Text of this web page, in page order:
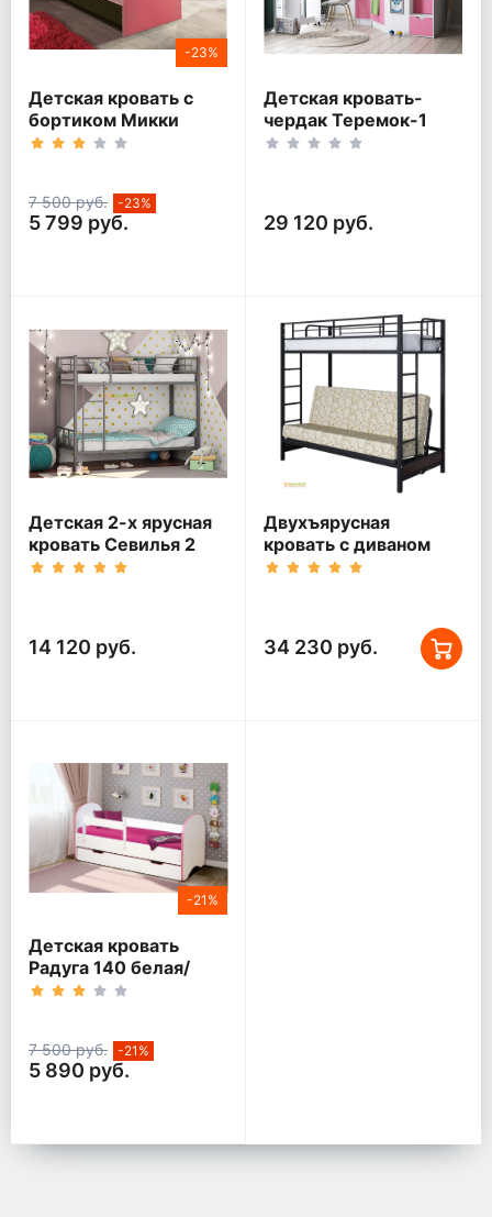
-23%
Детская кровать с
бортиком Микки
7 500 руб. -23%
5 799 руб.
Детская кровать-
чердак Теремок-1
Гранд Белый корпус
29 120 руб.
Детская 2-х ярусная
кровать Севилья 2
14 120 руб.
Двухъярусная
кровать с диваном
Мадлен Черная
34 230 руб.
-21%
Детская кровать
Радуга 140 белая/
кант розовый
7 500 руб. -21%
5 890 руб.